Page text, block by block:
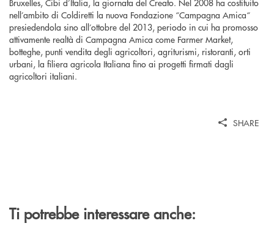
nell’ambito di Coldiretti la nuova Fondazione “Campagna Amica“
presiedendola sino all’ottobre del 2013, periodo in cui ha promosso
attivamente realtà di Campagna Amica come Farmer Market,
botteghe, punti vendita degli agricoltori, agriturismi, ristoranti, orti
urbani, la filiera agricola Italiana fino ai progetti firmati dagli
agricoltori italiani.
SHARE
Ti potrebbe interessare anche: